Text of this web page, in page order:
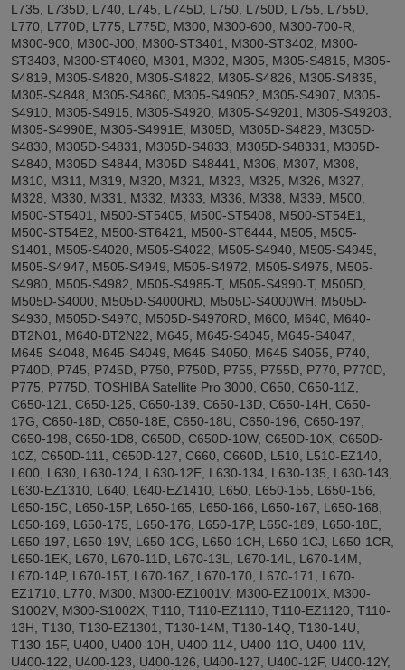
L735, L735D, L740, L745, L745D, L750, L750D, L755, L755D,
L770, L770D, L775, L775D, M300, M300-600, M300-700-R,
M300-900, M300-J00, M300-ST3401, M300-ST3402, M300-
ST3403, M300-ST4060, M301, M302, M305, M305-S4815, M305-
S4819, M305-S4820, M305-S4822, M305-S4826, M305-S4835,
M305-S4848, M305-S4860, M305-S49052, M305-S4907, M305-
S4910, M305-S4915, M305-S4920, M305-S49201, M305-S49203,
M305-S4990E, M305-S4991E, M305D, M305D-S4829, M305D-
S4830, M305D-S4831, M305D-S4833, M305D-S48331, M305D-
S4840, M305D-S4844, M305D-S48441, M306, M307, M308,
M310, M311, M319, M320, M321, M323, M325, M326, M327,
M328, M330, M331, M332, M333, M336, M338, M339, M500,
M500-ST5401, M500-ST5405, M500-ST5408, M500-ST54E1,
M500-ST54E2, M500-ST6421, M500-ST6444, M505, M505-
S1401, M505-S4020, M505-S4022, M505-S4940, M505-S4945,
M505-S4947, M505-S4949, M505-S4972, M505-S4975, M505-
S4980, M505-S4982, M505-S4985-T, M505-S4990-T, M505D,
M505D-S4000, M505D-S4000RD, M505D-S4000WH, M505D-
S4930, M505D-S4970, M505D-S4970RD, M600, M640, M640-
BT2N01, M640-BT2N22, M645, M645-S4045, M645-S4047,
M645-S4048, M645-S4049, M645-S4050, M645-S4055, P740,
P740D, P745, P745D, P750, P750D, P755, P755D, P770, P770D,
P775, P775D, TOSHIBA Satellite Pro 3000, C650, C650-11Z,
C650-121, C650-125, C650-139, C650-13D, C650-14H, C650-
17G, C650-18D, C650-18E, C650-18U, C650-196, C650-197,
C650-198, C650-1D8, C650D, C650D-10W, C650D-10X, C650D-
10Z, C650D-111, C650D-127, C660, C660D, L510, L510-EZ140,
L600, L630, L630-124, L630-12E, L630-134, L630-135, L630-143,
L630-EZ1310, L640, L640-EZ1410, L650, L650-155, L650-156,
L650-15C, L650-15P, L650-165, L650-166, L650-167, L650-168,
L650-169, L650-175, L650-176, L650-17P, L650-189, L650-18E,
L650-197, L650-19V, L650-1CG, L650-1CH, L650-1CJ, L650-1CR,
L650-1EK, L670, L670-11D, L670-13L, L670-14L, L670-14M,
L670-14P, L670-15T, L670-16Z, L670-170, L670-171, L670-
EZ1710, L770, M300, M300-EZ1001V, M300-EZ1001X, M300-
S1002V, M300-S1002X, T110, T110-EZ1110, T110-EZ1120, T110-
13H, T130, T130-EZ1301, T130-14M, T130-14Q, T130-14U,
T130-15F, U400, U400-10H, U400-114, U400-11O, U400-11V,
U400-122, U400-123, U400-126, U400-127, U400-12F, U400-12Y,